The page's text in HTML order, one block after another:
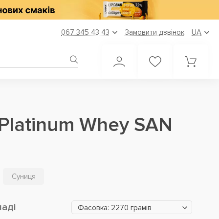
067 345 43 43 Замовити дзвінок UA
Whey SAN
Суниця
Фасовка: 2270 грамів